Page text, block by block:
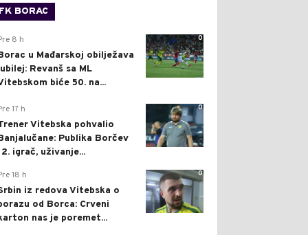
BORAC
0
8 h
u Mađarskoj obilježava
Revanš sa ML
biće 50. na...
0
17 h
Vitebska pohvalio
Publika Borčev
igrač, uživanje...
0
18 h
iz redova Vitebska o
od Borca: Crveni
nas je poremet...